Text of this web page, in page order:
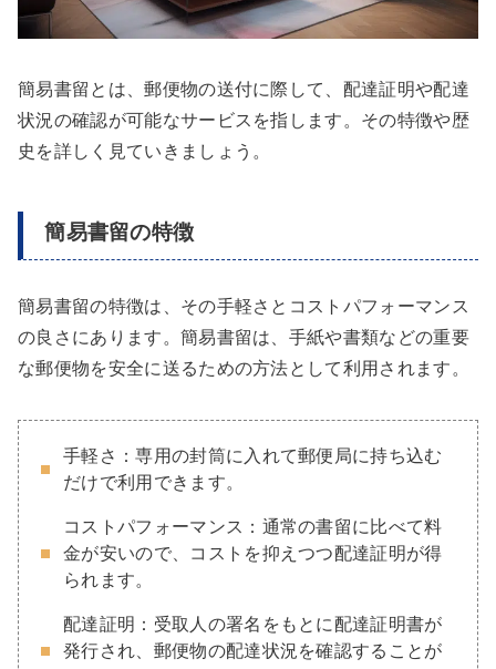
簡易書留とは、郵便物の送付に際して、配達証明や配達
状況の確認が可能なサービスを指します。その特徴や歴
史を詳しく見ていきましょう。
簡易書留の特徴
簡易書留の特徴は、その手軽さとコストパフォーマンス
の良さにあります。簡易書留は、手紙や書類などの重要
な郵便物を安全に送るための方法として利用されます。
手軽さ：専用の封筒に入れて郵便局に持ち込む
だけで利用できます。
コストパフォーマンス：通常の書留に比べて料
金が安いので、コストを抑えつつ配達証明が得
られます。
配達証明：受取人の署名をもとに配達証明書が
発行され、郵便物の配達状況を確認することが